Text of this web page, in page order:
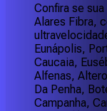
Confira se
Alares Fibra,
Eunápolis,
Caucaia,
Alfenas,
Da Penha,
Campanha,